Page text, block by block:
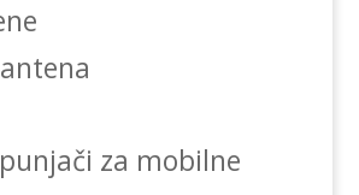
za mobilne